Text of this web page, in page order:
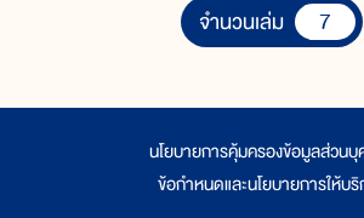
จำนวนเล่ม 7
นโยบายการคุ้มครองข้อมูลส่วน
ข้อกำหนดและนโยบายการให้บ